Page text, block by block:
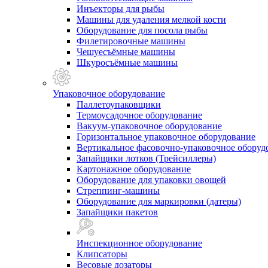
Инъекторы для рыбы
Машины для удаления мелкой кости
Оборудование для посола рыбы
Филетировочные машины
Чешуесъёмные машины
Шкуросъёмные машины
Упаковочное оборудование
Паллетоупаковщики
Термоусадочное оборудование
Вакуум-упаковочное оборудование
Горизонтальное упаковочное оборудование
Вертикальное фасовочно-упаковочное
Запайщики лотков (Трейсиллеры)
Картонажное оборудование
Оборудование для упаковки овощей
Стреппинг-машины
Оборудование для маркировки (датеры)
Запайщики пакетов
Инспекционное оборудование
Клипсаторы
Весовые дозаторы